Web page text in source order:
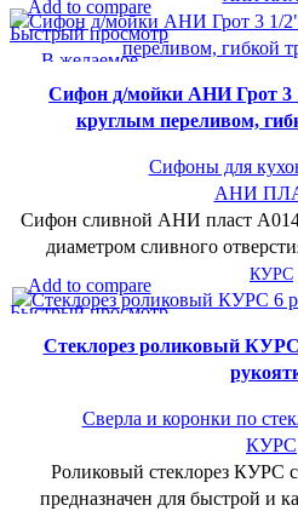
Add to compare
Быстрый просмотр
В желаемое
Cифон д/мойки АНИ Грот 3
круглым переливом,
Сифоны для
АНИ
Сифон сливной АНИ пласт
диаметром сливного
КУРС
Add to compare
Быстрый просмотр
В желаемое
Cтеклорез роликовый
Сверла и коронки по
КУРС
Роликовый стеклорез КУРС
предназначен для быстрой и